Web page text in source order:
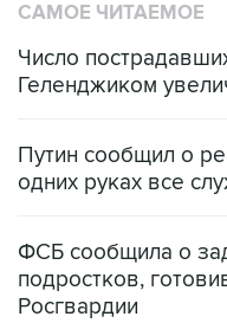
САМОЕ ЧИТАЕМОЕ
Число
Геленджиком
Путин сообщил о
одних руках все
ФСБ сообщила о
подростков,
Росгвардии